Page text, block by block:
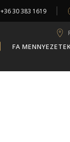
+36 30 383 1619
FA